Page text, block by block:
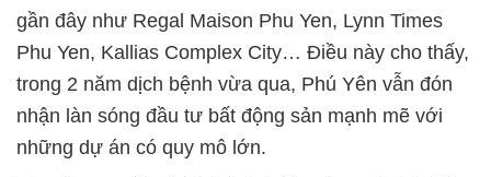
gần đây như Regal Maison Phu Yen, Lynn Times
Phu Yen, Kallias Complex City… Điều này cho thấy,
trong 2 năm dịch bệnh vừa qua, Phú Yên vẫn đón
nhận làn sóng đầu tư bất động sản mạnh mẽ với
những dự án có quy mô lớn.